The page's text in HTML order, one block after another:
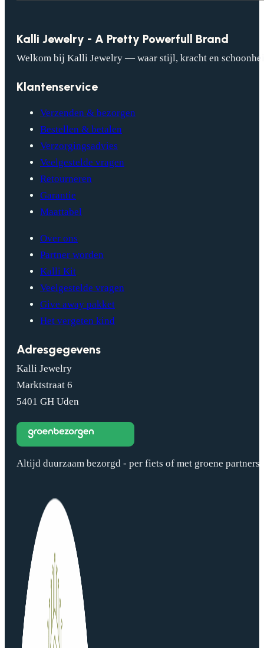
Kalli Jewelry - A Pretty Powerfull Brand
Welkom bij Kalli Jewelry — waar stijl, kracht en
Klantenservice
Verzenden & bezorgen
Bestellen & betalen
Verzorgingsadvies
Veelgestelde vragen
Retourneren
Garantie
Maattabel
Over ons
Partner worden
Kalli Kit
Veelgestelde vragen
Give away pakket
Het vergeten kind
Adresgegevens
Kalli Jewelry
Marktstraat 6
5401 GH Uden
Altijd duurzaam bezorgd - per fiets of met groene partners